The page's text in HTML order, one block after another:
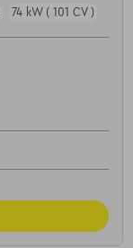
74 kW ( 101 CV )